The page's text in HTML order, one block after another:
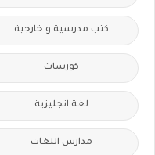
كتب مدرسية و خارجية
كورسات
لغة انجليزية
مدارس اللغات